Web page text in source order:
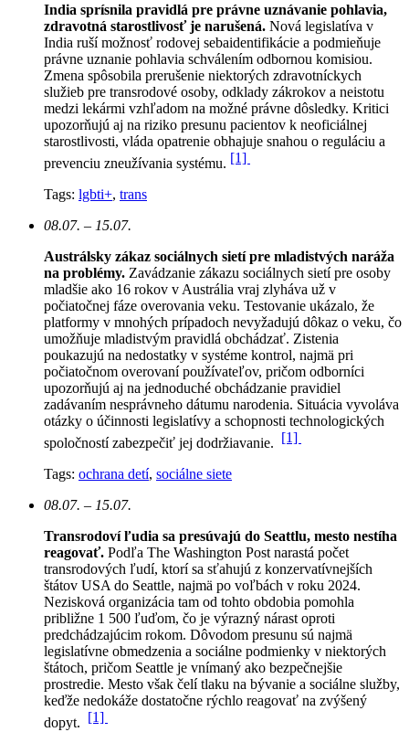
India sprísnila pravidlá pre právne uznávanie pohlavia,
zdravotná starostlivosť je narušená. Nová legislatíva v
India ruší možnosť rodovej sebaidentifikácie a podmieňuje
právne uznanie pohlavia schválením odbornou komisiou.
Zmena spôsobila prerušenie niektorých zdravotníckych
služieb pre transrodové osoby, odklady zákrokov a neistotu
medzi lekármi vzhľadom na možné právne dôsledky. Kritici
upozorňujú aj na riziko presunu pacientov k neoficiálnej
starostlivosti, vláda opatrenie obhajuje snahou o reguláciu a
prevenciu zneužívania systému. [1]
Tags: lgbti+, trans
08.07. – 15.07.
Austrálsky zákaz sociálnych sietí pre mladistvých naráža
na problémy. Zavádzanie zákazu sociálnych sietí pre osoby
mladšie ako 16 rokov v Austrália vraj zlyháva už v
počiatočnej fáze overovania veku. Testovanie ukázalo, že
platformy v mnohých prípadoch nevyžadujú dôkaz o veku, čo
umožňuje mladistvým pravidlá obchádzať. Zistenia
poukazujú na nedostatky v systéme kontrol, najmä pri
počiatočnom overovaní používateľov, pričom odborníci
upozorňujú aj na jednoduché obchádzanie pravidiel
zadávaním nesprávneho dátumu narodenia. Situácia vyvoláva
otázky o účinnosti legislatívy a schopnosti technologických
spoločností zabezpečiť jej dodržiavanie. [1]
Tags: ochrana detí, sociálne siete
08.07. – 15.07.
Transrodoví ľudia sa presúvajú do Seattlu, mesto nestíha
reagovať. Podľa The Washington Post narastá počet
transrodových ľudí, ktorí sa sťahujú z konzervatívnejších
štátov USA do Seattle, najmä po voľbách v roku 2024.
Nezisková organizácia tam od tohto obdobia pomohla
približne 1 500 ľuďom, čo je výrazný nárast oproti
predchádzajúcim rokom. Dôvodom presunu sú najmä
legislatívne obmedzenia a sociálne podmienky v niektorých
štátoch, pričom Seattle je vnímaný ako bezpečnejšie
prostredie. Mesto však čelí tlaku na bývanie a sociálne služby,
keďže nedokáže dostatočne rýchlo reagovať na zvýšený
dopyt. [1]